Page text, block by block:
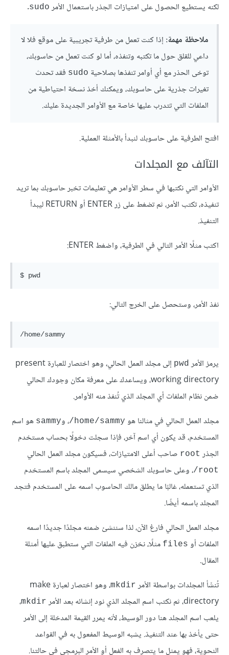
لكنه يستطيع الحصول على امتيازات الجذر باستعمال الأمر sudo
.
ملاحظة مهمة: إذا كنت تعمل من طرفية تجريبية على موقع فلا لا
داعي للقلق حول ما تكتبه وتنفذه، أما لو كنت تعمل من حاسوبك،
توخى الحذر مع أي أوامر تنفذها بصلاحية sudo فقد تحدث
تغيرات جذرية على حاسوبك، ويمكنك أخذ نسخة احتياطية من
الملفات التي تتدرب عليها خاصة مع الأوامر الجديدة عليك.
افتح الطرفية على حاسوبك لنبدأ بالأمثلة العملية.
التآلف مع المجلدات
الأوامر التي نكتبها في سطر الأوامر هي تعليمات تخبر حاسوبك بما تريد
تنفيذه، تكتب الأمر، ثم تضغط على زر ENTER أو RETURN ليبدأ
التنفيذ.
اكتب مثلًا الأمر التالي في الطرفية، واضغط ENTER:
نفذ الأمر، وستحصل على الخرج التالي:
يرمز الأمر pwd
إلى مجلد العمل الحالي، وهو اختصار للعبارة present
working directory، ويساعدك على معرفة مكان وجودك الحالي
ضمن نظام الملفات أي المجلد الذي تُنفذ منه الأوامر.
مجلد العمل الحالي في مثالنا هو home/sammy/ ، وsammy هو اسم
المستخدم، قد يكون أي اسم آخر، فإذا سجلت دخولًا بحساب مستخدم
الجذر root صاحب أعلى الامتيازات، فسيكون مجلد العمل الحالي
root/
، وعلى حاسوبك الشخصي سيسمى المجلد باسم المستخدم
الذي تستعمله، غالبًا ما يطلق مالك الحاسوب اسمه على المستخدم فتجد
المجلد باسمه أيضًا.
مجلد العمل الحالي فارغ الآن، لذا سننشئ ضمنه مجلدًا جديدًا اسمه
الملفات أو files مثلًا، نخزن فيه الملفات التي ستطبق عليها أمثلة
المقال.
تُنشَأ المجلدات بواسطة الأمر mkdir
، وهو اختصار لعبارة make
directory، ثم نكتب اسم المجلد الذي نود إنشائه بعد الأمر
mkdir،
يلعب اسم المجلد هنا دور الوسيط، لأنه يمرر القيمة المدخلة إلى الأمر
حتى يأخذ بها عند التنفيذ. يشبه الوسيط المفعول به في القواعد
النحوية، فهو يمثل ما يتصرف به الفعل أو الأمر البرمجي في حالتنا.